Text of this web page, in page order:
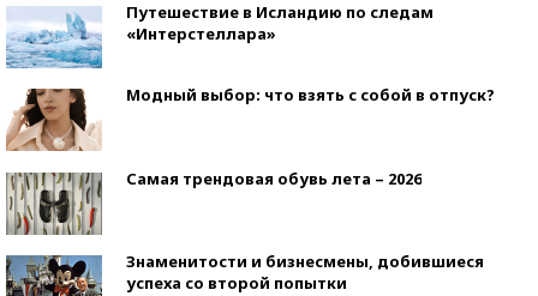
Путешествие в Исландию по следам
«Интерстеллара»
Модный выбор: что взять с собой в отпуск?
Самая трендовая обувь лета – 2026
Знаменитости и бизнесмены, добившиеся
успеха со второй попытки